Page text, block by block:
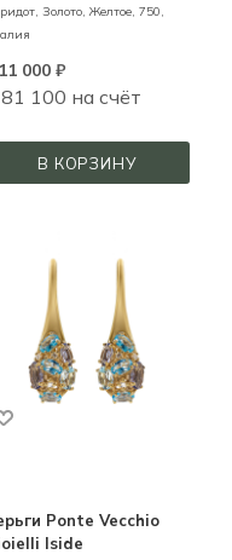
Золото,Желтое, 750,
000₽
100 на счёт
В КОРЗИНУ
Ponte Vecchio
Iside